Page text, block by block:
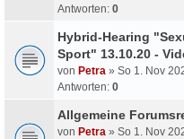
Antworten: 0
Hybrid-Hearing
Sport" 13.10.20 -
von Petra » So 1. Nov
Antworten: 0
Allgemeine
von Petra » So 1. Nov